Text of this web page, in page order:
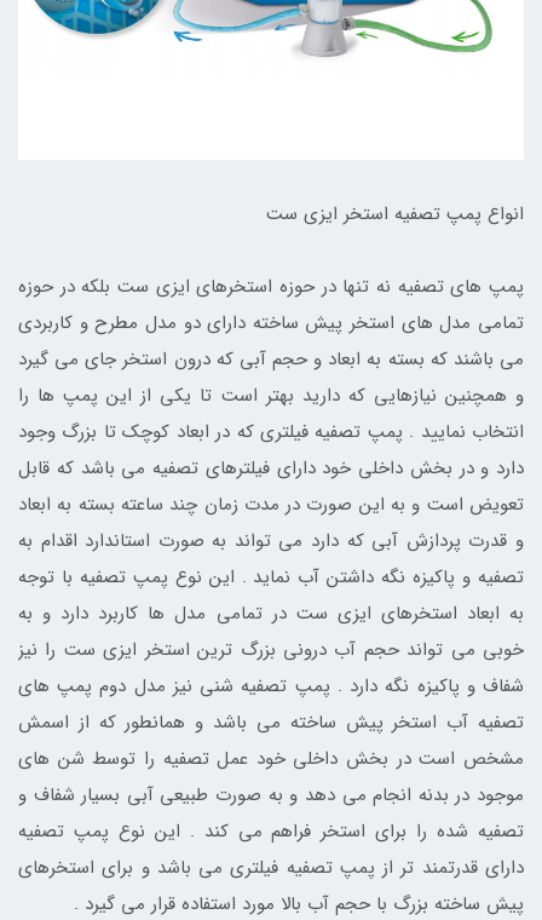
انواع پمپ تصفیه استخر ایزی ست
پمپ های تصفیه نه تنها در حوزه استخرهای ایزی ست بلکه در حوزه
تمامی مدل های استخر پیش ساخته دارای دو مدل مطرح و کاربردی
می باشند که بسته به ابعاد و حجم آبی که درون استخر جای می گیرد
و همچنین نیازهایی که دارید بهتر است تا یکی از این پمپ ها را
انتخاب نمایید . پمپ تصفیه فیلتری که در ابعاد کوچک تا بزرگ وجود
دارد و در بخش داخلی خود دارای فیلترهای تصفیه می باشد که قابل
تعویض است و به این صورت در مدت زمان چند ساعته بسته به ابعاد
و قدرت پردازش آبی که دارد می تواند به صورت استاندارد اقدام به
تصفیه و پاکیزه نگه داشتن آب نماید . این نوع پمپ تصفیه با توجه
به ابعاد استخرهای ایزی ست در تمامی مدل ها کاربرد دارد و به
خوبی می تواند حجم آب درونی بزرگ ترین استخر ایزی ست را نیز
شفاف و پاکیزه نگه دارد . پمپ تصفیه شنی نیز مدل دوم پمپ های
تصفیه آب استخر پیش ساخته می باشد و همانطور که از اسمش
مشخص است در بخش داخلی خود عمل تصفیه را توسط شن های
موجود در بدنه انجام می دهد و به صورت طبیعی آبی بسیار شفاف و
تصفیه شده را برای استخر فراهم می کند . این نوع پمپ تصفیه
دارای قدرتمند تر از پمپ تصفیه فیلتری می باشد و برای استخرهای
پیش ساخته بزرگ با حجم آب بالا مورد استفاده قرار می گیرد .